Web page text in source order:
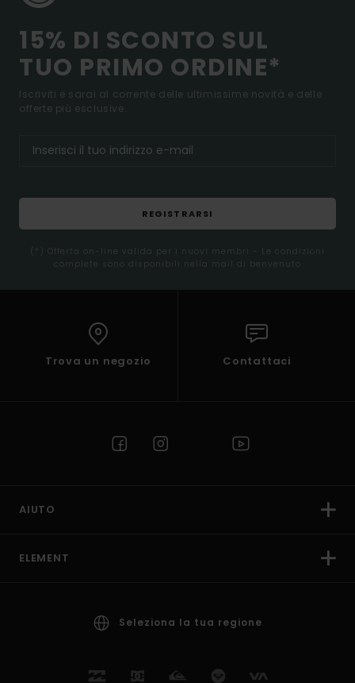
15% DI SCONTO SUL
TUO PRIMO ORDINE*
Iscriviti e sarai al corrente delle ultimissime novità e delle
offerte più esclusive.
REGISTRARSI
(*) Offerta on-line valida per i nuovi membri - Le condizioni
complete sono disponibili nella mail di benvenuto
Trova un negozio Contattaci
AIUTO
ELEMENT
Seleziona la tua regione